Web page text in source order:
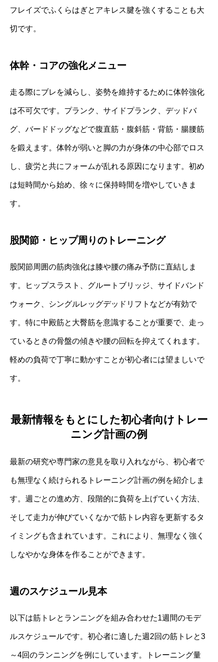
フレイズでふくらはぎとアキレス腱を強くすることも大
切です。
体幹・コアの強化メニュー
走る際にブレを減らし、姿勢を維持するために体幹強化
は不可欠です。プランク、サイドプランク、デッドバ
グ、バードドッグなどで腹直筋・腹斜筋・背筋・腸腰筋
を鍛えます。体幹が弱いと脚の力が身体の中心部でロス
し、疲労と共にフォームが乱れる原因になります。初め
は短時間から始め、徐々に保持時間を増やしていきま
す。
股関節・ヒップ周りのトレーニング
股関節周囲の筋肉強化は膝や腰の痛み予防に直結しま
す。ヒップスラスト、グルートブリッジ、サイドバンド
ウォーク、シングルレッグデッドリフトなどが有効で
す。特に中殿筋と大臀筋を意識することが重要で、走っ
ているときの骨盤の傾きや腰の回転を抑えてくれます。
軽めの負荷で丁寧に動かすことが初心者には望ましいで
す。
最新情報をもとにした初心者向けトレー
ニング計画の例
最新の研究や専門家の意見を取り入れながら、初心者で
も無理なく続けられるトレーニング計画の例を紹介しま
す。週ごとの進め方、段階的に負荷を上げていく方法、
そして走力が伸びていくなかで筋トレ内容を更新するタ
イミングも含まれています。これにより、無理なく強く
しなやかな身体を作ることができます。
週のスケジュール見本
以下は筋トレとランニングを組み合わせた1週間のモデ
ルスケジュールです。初心者に適した週2回の筋トレと3
～4回のランニングを例にしています。トレーニング量